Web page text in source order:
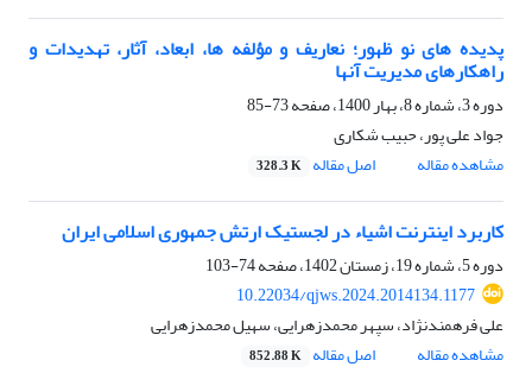
پدیده های نو ظهور؛ نعاریف و مؤلفه ها، ابعاد، آثار، تهدیدات و
راهکارهای مدیریت آنها
دوره 3، شماره 8، بهار 1400، صفحه
73-85
جواد علی پور، حبیب شکاری
مشاهده مقاله
اصل مقاله 328.3 K
کاربرد اینترنت اشیاء در لجستیک ارتش جمهوری اسلامی ایران
دوره 5، شماره 19، زمستان 1402، صفحه
74-103
10.22034/qjws.2024.2014134.1177
علی فرهمندنژاد، سپهر محمدزهرایی، سهیل محمدزهرایی
مشاهده مقاله
اصل مقاله 852.88 K